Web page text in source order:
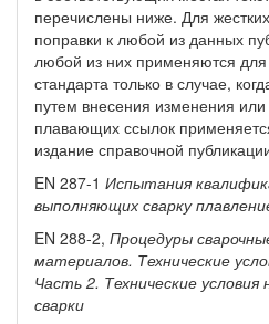
перечислены ниже. Для
поправки к любой из данных
любой из них применяются
стандарта только в случае,
путем внесения изменения
плавающих ссылок
издание справочной
EN 287-1 Испытания
выполняющих сварку
EN 288-2, Процедуры
материалов. Технические
Часть 2. Технические условия
сварки